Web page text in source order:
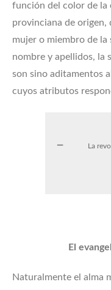
función del color de la
provinciana de origen,
mujer o miembro de la
nombre y apellidos, la
son sino aditamentos
cuyos atributos
La
El
Naturalmente el alma